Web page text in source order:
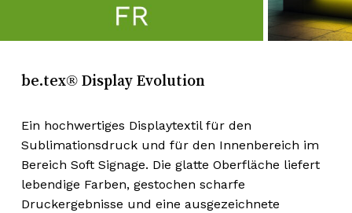
be.tex® Display Evolution
Ein hochwertiges Displaytextil für den
Sublimationsdruck und für den Innenbereich im
Bereich Soft Signage. Die glatte Oberfläche liefert
lebendige Farben, gestochen scharfe
Druckergebnisse und eine ausgezeichnete